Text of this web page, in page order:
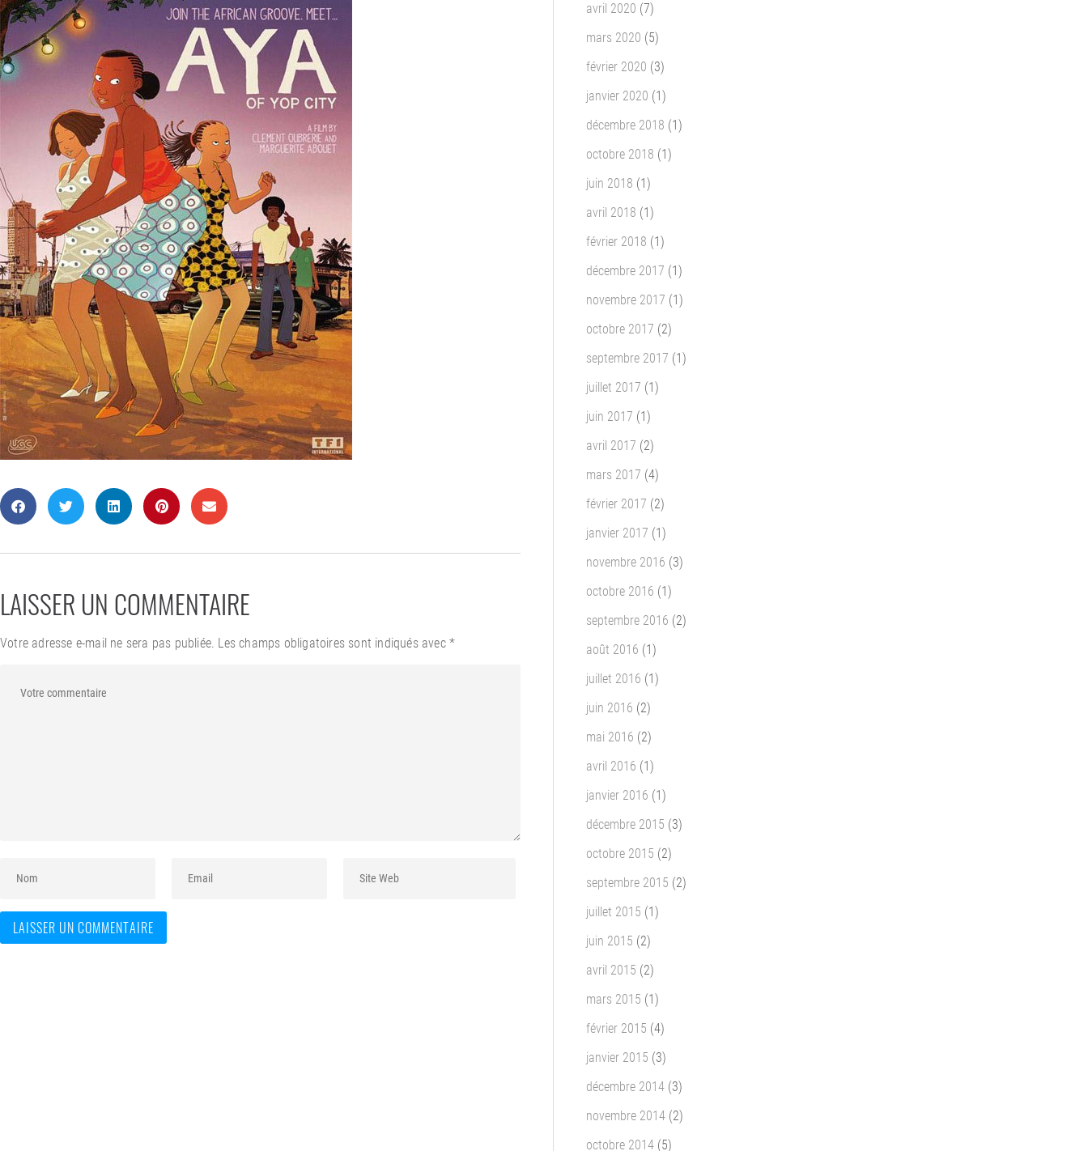
LAISSER UN COMMENTAIRE
Votre adresse e-mail ne sera pas publiée. Les champs obligatoires sont indiqués avec*
avril 2020 (7)
mars 2020 (5)
février 2020 (3)
janvier 2020 (1)
décembre 2018 (1)
octobre 2018 (1)
juin 2018 (1)
avril 2018 (1)
février 2018 (1)
décembre 2017 (1)
novembre 2017 (1)
octobre 2017 (2)
septembre 2017 (1)
juillet 2017 (1)
juin 2017 (1)
avril 2017 (2)
mars 2017 (4)
février 2017 (2)
janvier 2017 (1)
novembre 2016 (3)
octobre 2016 (1)
septembre 2016 (2)
août 2016 (1)
juillet 2016 (1)
juin 2016 (2)
mai 2016 (2)
avril 2016 (1)
janvier 2016 (1)
décembre 2015 (3)
octobre 2015 (2)
septembre 2015 (2)
juillet 2015 (1)
juin 2015 (2)
avril 2015 (2)
mars 2015 (1)
février 2015 (4)
janvier 2015 (3)
décembre 2014 (3)
novembre 2014 (2)
octobre 2014 (5)